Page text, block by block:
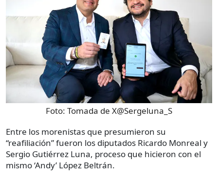
Foto: Tomada de X@Sergeluna_S
Entre los morenistas que presumieron su
“reafiliación” fueron los diputados Ricardo Monreal y
Sergio Gutiérrez Luna, proceso que hicieron con el
mismo ‘Andy’ López Beltrán.